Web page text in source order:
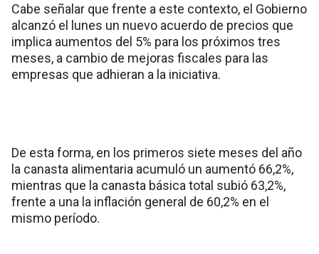
Cabe señalar que frente a este contexto, el Gobierno
alcanzó el lunes un nuevo acuerdo de precios que
implica aumentos del 5% para los próximos tres
meses, a cambio de mejoras fiscales para las
empresas que adhieran a la iniciativa.
De esta forma, en los primeros siete meses del año
la canasta alimentaria acumuló un aumentó 66,2%,
mientras que la canasta básica total subió 63,2%,
frente a una la inflación general de 60,2% en el
mismo período.